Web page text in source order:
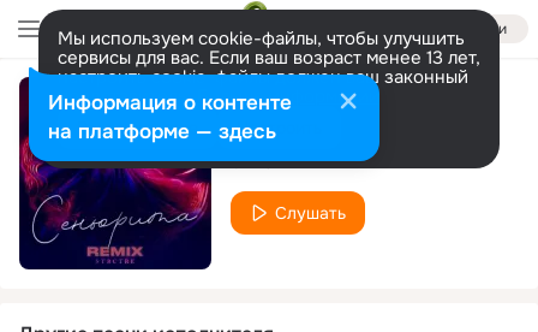
Войти
Мы используем cookie-файлы, чтобы улучшить
сервисы для вас. Если ваш возраст менее 13 лет,
настроить cookie-файлы должен ваш законный
представитель. Больше информации
Разрешить все Настроить
Сеньорита (Remix)
STRCTRE
Слушать
Информация о контенте
на платформе — здесь